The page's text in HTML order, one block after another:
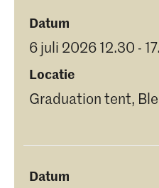
Datum
6 juli 2026 12.30 -
Locatie
Graduation tent,
Datum